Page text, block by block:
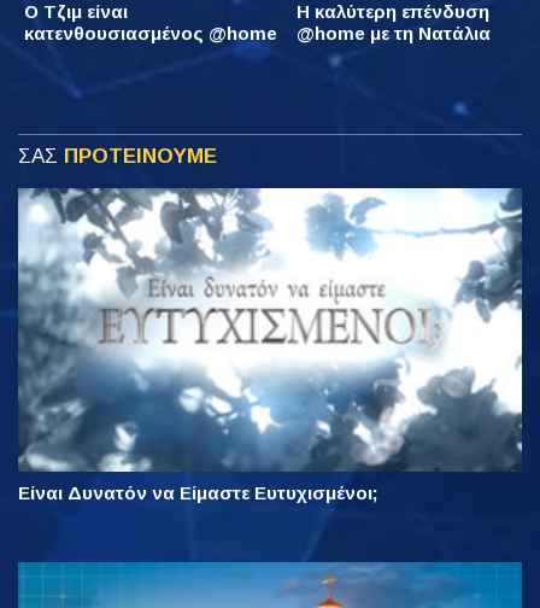
Ο Τζιμ είναι
κατενθουσιασμένος @home
Η καλύτερη επένδυση
@home με τη Νατάλια
ΣΑΣ ΠΡΟΤΕΙΝΟΥΜΕ
Είναι Δυνατόν να Είμαστε Ευτυχισμένοι;